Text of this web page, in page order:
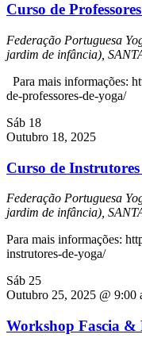
Curso de
Federação Portuguesa
jardim de infância),
Para mais informações:
de-professores-de-yoga/
Sáb 18
Outubro 18, 2025
Curso de Instrutores
Federação Portuguesa
jardim de infância),
Para mais informações:
instrutores-de-yoga/
Sáb 25
Outubro 25, 2025 @ 9:00
Workshop Fascia &